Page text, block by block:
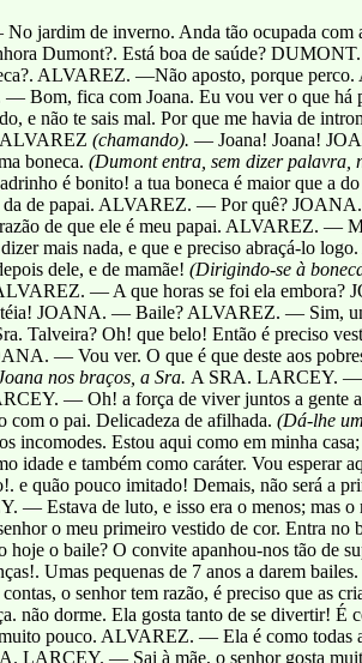
jardim de inverno. Anda tão ocupada com
Dumont?. Está boa de saúde?
ALVAREZ. —Não aposto, porque perco.
Bom, fica com Joana. Eu vou ver o que há
e não te sais mal. Por que me havia de
ALVAREZ (chamando). — Joana! Joana!
boneca. (Dumont entra, sem dizer palavra,
é bonito! a tua boneca é maior que a do
de papai. ALVAREZ. — Por quê?
de que ele é meu papai. ALVAREZ. —
mais nada, e que e preciso abraçá-lo
dele, e de mamãe! (Dirigindo-se à
— A que horas se foi ela
JOANA. — Baile? ALVAREZ. — Sim,
Talveira? Oh! que belo! Então é preciso
— Vou ver. O que é que deste aos
nos braços, a Sra. A SRA. LARCEY. —
— Oh! a força de viver juntos a gente
com o pai. Delicadeza de afilhada. (Dá-lhe
Estou aqui como em minha casa;
idade e também como caráter. Vou esperar
e quão pouco imitado! Demais, não será a
— Estava de luto, e isso era o menos; mas o
o meu primeiro vestido de cor. Entra no
o baile? O convite apanhou-nos tão de
Umas pequenas de 7 anos a darem bailes.
o senhor tem razão, é preciso que as
não dorme. Ela gosta tanto de se divertir! É
muito pouco. ALVAREZ. — Ela é como todas
LARCEY. — Sai à mãe, o senhor gosta